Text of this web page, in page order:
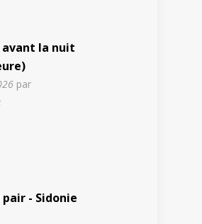
avant la nuit
par
- Sidonie